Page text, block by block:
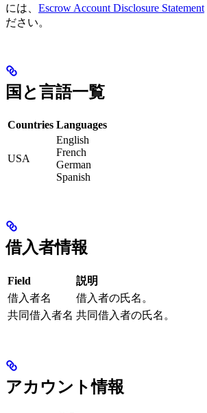
には、 Escrow Account Disclosure Statement
ださい。
国と言語一覧
Countries Languages
USA
English
French
German
Spanish
借入者情報
Field
説明
借入者名
借入者の氏名。
共同借入者名 共同借入者の氏名。
アカウント情報